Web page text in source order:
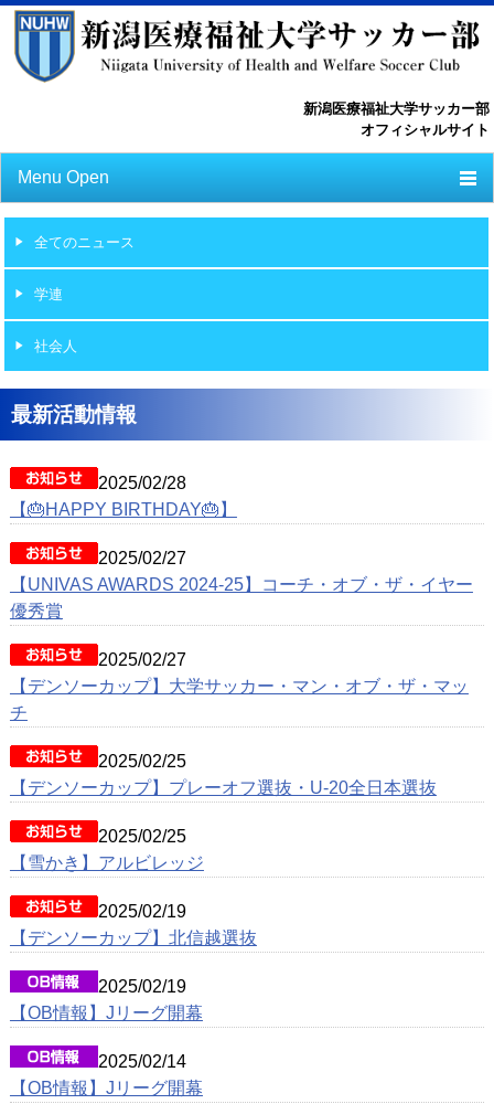
新潟医療福祉大学サッカー部
オフィシャルサイト
Menu Open
ニュース
スケジュール
OB紹介
全てのニュース
学連
社会人
最新活動情報
2025/02/28
【🎂HAPPY BIRTHDAY🎂】
2025/02/27
【UNIVAS AWARDS 2024-25】コーチ・オブ・ザ・イヤー
優秀賞
2025/02/27
【デンソーカップ】大学サッカー・マン・オブ・ザ・マッ
チ
2025/02/25
【デンソーカップ】プレーオフ選抜・U-20全日本選抜
2025/02/25
【雪かき】アルビレッジ
2025/02/19
【デンソーカップ】北信越選抜
2025/02/19
【OB情報】Jリーグ開幕
2025/02/14
【OB情報】Jリーグ開幕